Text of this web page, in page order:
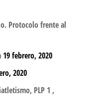
Protocolo frente al
19 febrero, 2020
2020
PLP 1 ,